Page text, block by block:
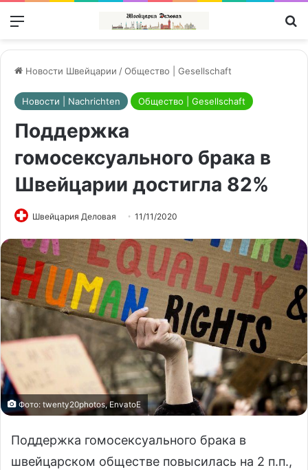
Меню
Новости Швейцарии /Общество | Gesellschaft
Новости | Nachrichten Общество | Gesellschaft
Поддержка
гомосексуального брака в
Швейцарии достигла 82%
Швейцария Деловая 11/11/2020
Фото: twenty20photos, EnvatoE
Поддержка гомосексуального брака в
швейцарском обществе повысилась на 2 п.п.,